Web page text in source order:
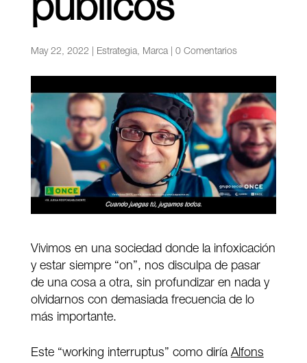
públicos
May 22, 2022 Estrategia, Marca| 0 Comentarios
Vivimos en una sociedad donde la infoxicación
y estar siempre “on”, nos disculpa de pasar
de una cosa a otra, sin profundizar en nada y
olvidarnos con demasiada frecuencia de lo
más importante.
Este “working interruptus” como diría Alfons